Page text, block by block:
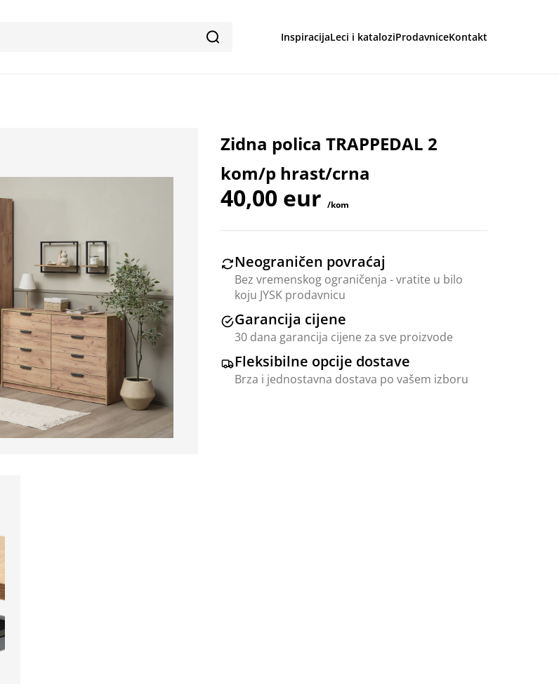
InspiracijaLeci i kataloziProdavniceKontakt
Pretraga
Zidna polica TRAPPEDAL 2
kom/p hrast/crna
40,00 eur /kom
Neograničen povraćaj
Bez vremenskog ograničenja - vratite u bilo
koju JYSK prodavnicu
Garancija cijene
30 dana garancija cijene za sve proizvode
Fleksibilne opcije dostave
Brza i jednostavna dostava po vašem izboru